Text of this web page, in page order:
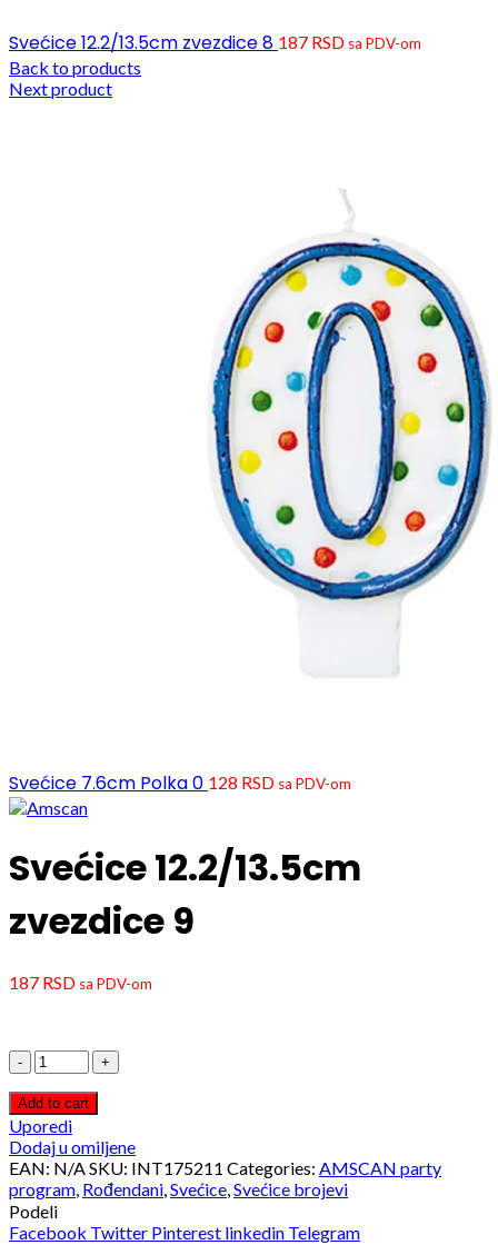
Svećice 12.2/13.5cm zvezdice 8 187 RSD sa PDV-om
Back to products
Next product
Svećice 7.6cm Polka 0 128 RSD sa PDV-om
Svećice 12.2/13.5cm
zvezdice 9
187 RSD sa PDV-om
Svećice
12.2/13.5cm
zvezdice
9
quantity
Add to cart
Uporedi
Dodaj u omiljene
EAN: N/ASKU: INT175211 Categories: AMSCAN party
program, Rođendani,Svećice,Svećice brojevi
Podeli
Facebook Twitter Pinterest linkedin Telegram